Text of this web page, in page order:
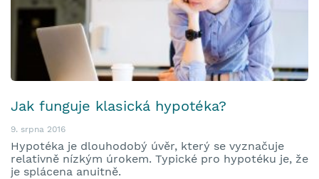
Jak funguje klasická hypotéka?
9. srpna 2016
Hypotéka je dlouhodobý úvěr, který se vyznačuje
relativně nízkým úrokem. Typické pro hypotéku je, že
je splácena anuitně.